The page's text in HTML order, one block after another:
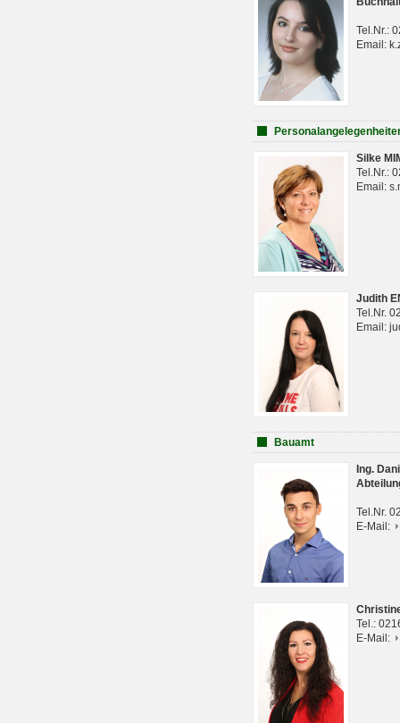
Tel.Nr.:
Email:
Silke
Tel.Nr.:
Email:
Judith
Tel.Nr.
Email:
Bauamt
Ing.
Tel.Nr.
E-Mail:
Tel.:
E-Mail: